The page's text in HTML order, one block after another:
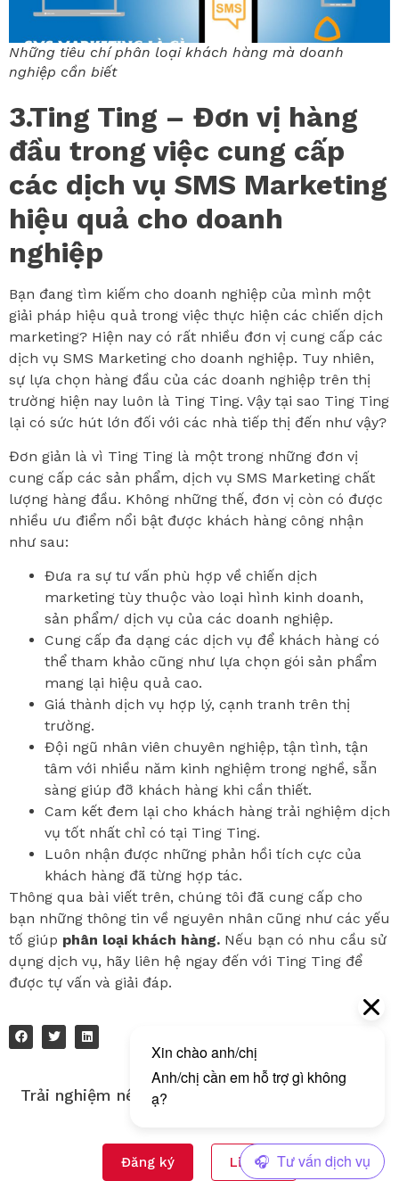
Những tiêu chí phân loại khách hàng mà doanh
nghiệp cần biết
3.Ting Ting – Đơn vị hàng
đầu trong việc cung cấp
các dịch vụ SMS Marketing
hiệu quả cho doanh
nghiệp
Bạn đang tìm kiếm cho doanh nghiệp của mình một
giải pháp hiệu quả trong việc thực hiện các chiến dịch
marketing? Hiện nay có rất nhiều đơn vị cung cấp các
dịch vụ SMS Marketing cho doanh nghiệp. Tuy nhiên,
sự lựa chọn hàng đầu của các doanh nghiệp trên thị
trường hiện nay luôn là Ting Ting. Vậy tại sao Ting Ting
lại có sức hút lớn đối với các nhà tiếp thị đến như vậy?
Đơn giản là vì Ting Ting là một trong những đơn vị
cung cấp các sản phẩm, dịch vụ SMS Marketing chất
lượng hàng đầu. Không những thế, đơn vị còn có được
nhiều ưu điểm nổi bật được khách hàng công nhận
như sau:
Đưa ra sự tư vấn phù hợp về chiến dịch
marketing tùy thuộc vào loại hình kinh doanh,
sản phẩm/ dịch vụ của các doanh nghiệp.
Cung cấp đa dạng các dịch vụ để khách hàng có
thể tham khảo cũng như lựa chọn gói sản phẩm
mang lại hiệu quả cao.
Giá thành dịch vụ hợp lý, cạnh tranh trên thị
trường.
Đội ngũ nhân viên chuyên nghiệp, tận tình, tận
tâm với nhiều năm kinh nghiệm trong nghề, sẵn
sàng giúp đỡ khách hàng khi cần thiết.
Cam kết đem lại cho khách hàng trải nghiệm dịch
vụ tốt nhất chỉ có tại Ting Ting.
Luôn nhận được những phản hồi tích cực của
khách hàng đã từng hợp tác.
Thông qua bài viết trên, chúng tôi đã cung cấp cho
bạn những thông tin về nguyên nhân cũng như các yếu
tố giúp phân loại khách hàng. Nếu bạn có nhu cầu sử
dụng dịch vụ, hãy liên hệ ngay đến với Ting Ting để
được tự vấn và giải đáp.
Trải nghiệm nền tảng gửi tin nhắn đa kênh của
Đăng ký Liên hệ